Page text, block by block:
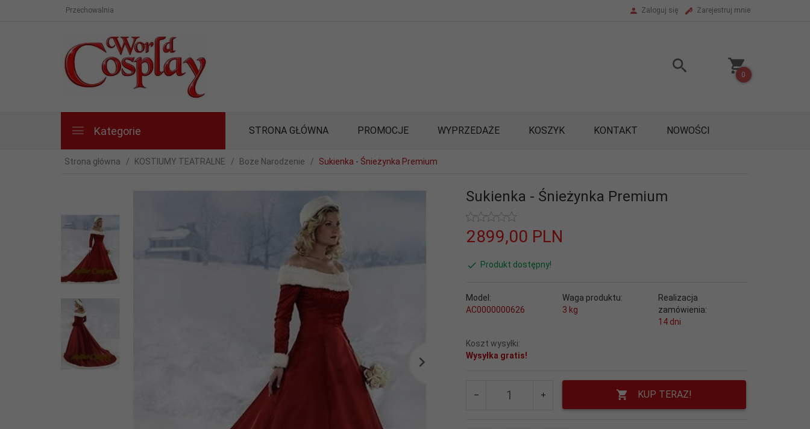
Przechowalnia Zaloguj się Zarejestruj mnie
0
Kategorie STRONA GŁÓWNA PROMOCJE WYPRZEDAŻE KOSZYK KONTAKT NOWOŚCI
Strona główna KOSTIUMY TEATRALNE Boże Narodzenie Sukienka - Śnieżynka Premium
Sukienka - Śnieżynka Premium
2899,00 PLN
Produkt dostępny!
Model:
AC0000000626
Waga produktu:
3 kg
Realizacja
zamówienia:
14 dni
Koszt wysyłki:
Wysyłka gratis!
KUP TERAZ!